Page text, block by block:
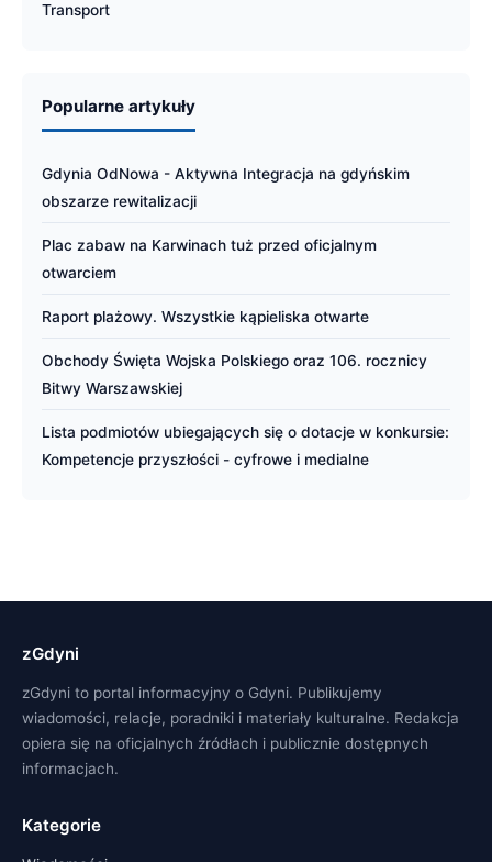
Transport
Popularne artykuły
Gdynia OdNowa - Aktywna Integracja na gdyńskim
obszarze rewitalizacji
Plac zabaw na Karwinach tuż przed oficjalnym
otwarciem
Raport plażowy. Wszystkie kąpieliska otwarte
Obchody Święta Wojska Polskiego oraz 106. rocznicy
Bitwy Warszawskiej
Lista podmiotów ubiegających się o dotacje w konkursie:
Kompetencje przyszłości - cyfrowe i medialne
zGdyni
zGdyni to portal informacyjny o Gdyni. Publikujemy
wiadomości, relacje, poradniki i materiały kulturalne. Redakcja
opiera się na oficjalnych źródłach i publicznie dostępnych
informacjach.
Kategorie